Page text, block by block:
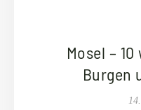
Mosel –
Burgen